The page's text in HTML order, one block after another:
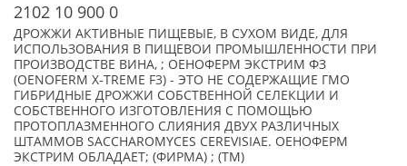
2102 10 900 0
ДРОЖЖИ АКТИВНЫЕ ПИЩЕВЫЕ, В СУХОМ ВИДЕ, ДЛЯ
ИСПОЛЬЗОВАНИЯ В ПИЩЕВОИ ПРОМЫШЛЕННОСТИ ПРИ
ПРОИЗВОДСТВЕ ВИНА, ; ОЕНОФЕРМ ЭКСТРИМ ФЗ
(OENOFERM X-TREME F3) - ЭТО НЕ СОДЕРЖАЩИЕ ГМО
ГИБРИДНЫЕ ДРОЖЖИ СОБСТВЕННОЙ СЕЛЕКЦИИ И
СОБСТВЕННОГО ИЗГОТОВЛЕНИЯ С ПОМОЩЬЮ
ПРОТОПЛАЗМЕННОГО СЛИЯНИЯ ДВУХ РАЗЛИЧНЫХ
ШТАММОВ SACCHAROMYCES CEREVISIAE. ОЕНОФЕРМ
ЭКСТРИМ ОБЛАДАЕТ; (ФИРМА) ; (TM)